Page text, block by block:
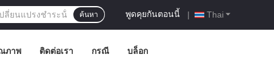
Thai
พูดคุยกันตอนนี้ |
ค้นหา
ภาพ ติดต่อเรา กรณี บล็อก